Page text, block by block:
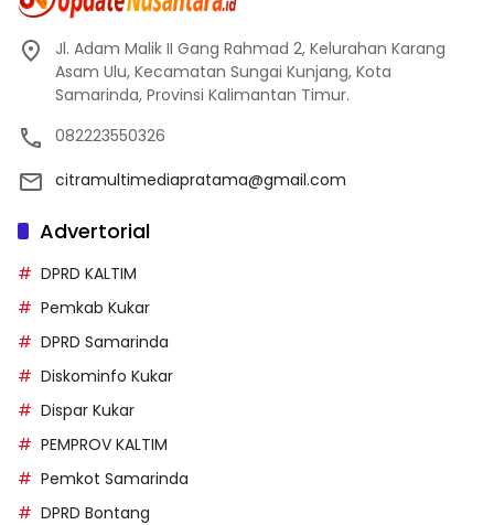
Jl. Adam Malik II Gang Rahmad 2, Kelurahan Karang
Asam Ulu, Kecamatan Sungai Kunjang, Kota
Samarinda, Provinsi Kalimantan Timur.
082223550326
citramultimediapratama@gmail.com
Advertorial
DPRD KALTIM
Pemkab Kukar
DPRD Samarinda
Diskominfo Kukar
Dispar Kukar
PEMPROV KALTIM
Pemkot Samarinda
DPRD Bontang